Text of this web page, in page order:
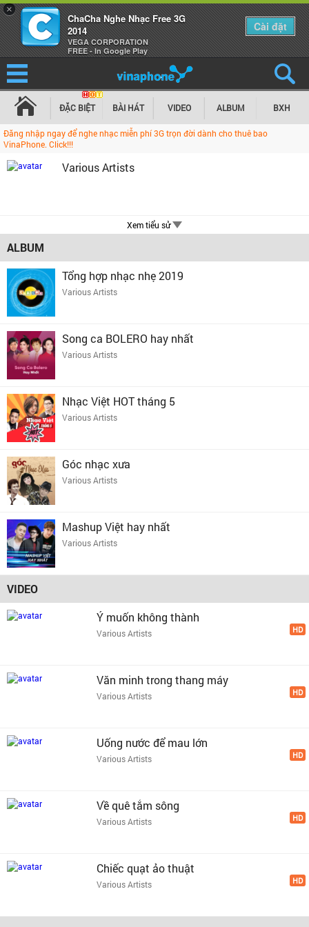
×
ChaCha Nghe Nhạc Free 3G
2014
VEGA CORPORATION
FREE - In Google Play
Cài đặt
ĐẶC BIỆT BÀI HÁT VIDEO ALBUM BXH
Đăng nhập ngay để nghe nhạc miễn phí 3G trọn đời dành cho thuê bao
VinaPhone. Click!!!
Various Artists
Xem tiểu sử
ALBUM
Tổng hợp nhạc nhẹ 2019
Various Artists
Song ca BOLERO hay nhất
Various Artists
Nhạc Việt HOT tháng 5
Various Artists
Góc nhạc xưa
Various Artists
Mashup Việt hay nhất
Various Artists
VIDEO
Ý muốn không thành
Various Artists HD
Văn minh trong thang máy
Various Artists HD
Uống nước để mau lớn
Various Artists HD
Về quê tắm sông
Various Artists HD
Chiếc quạt ảo thuật
Various Artists HD